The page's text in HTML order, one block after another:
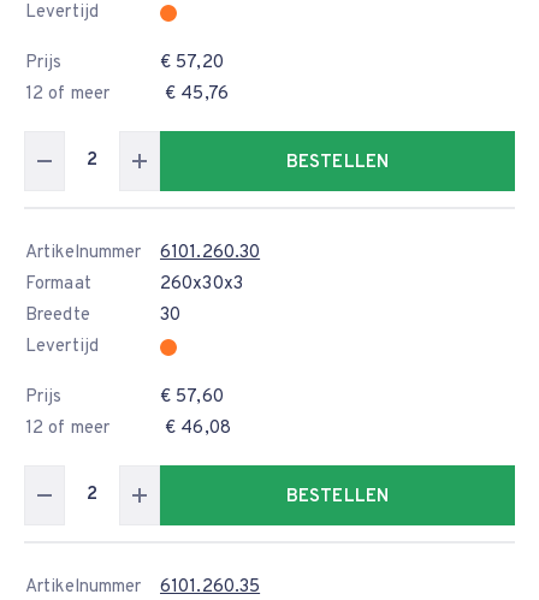
Levertijd
Prijs
€ 57,20
12 of meer
€ 45,76
BESTELLEN
Artikelnummer
6101.260.30
Formaat
260x30x3
Breedte
30
Levertijd
Prijs
€ 57,60
12 of meer
€ 46,08
BESTELLEN
Artikelnummer
6101.260.35